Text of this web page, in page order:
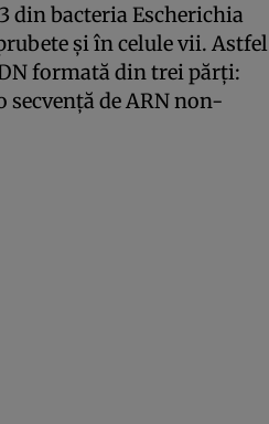
din bacteria Escherichia
și în celule vii. Astfel
formată din trei părți:
de ARN non-